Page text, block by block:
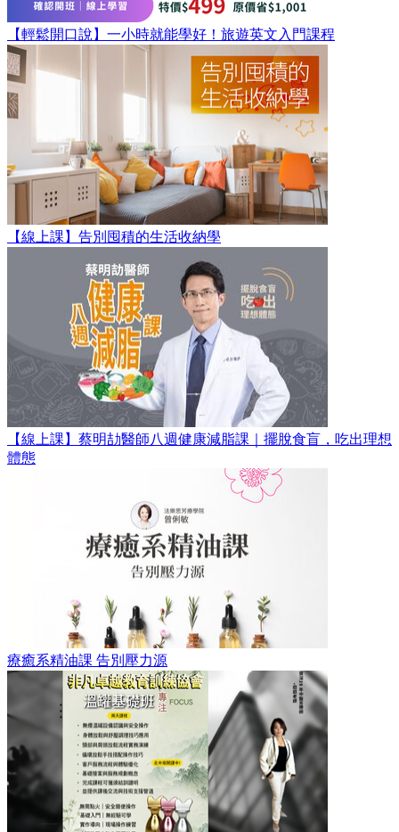
【輕鬆開口說】一小時就能學好！旅遊英文入門課程
【線上課】告別囤積的生活收納學
【線上課】蔡明劼醫師八週健康減脂課｜擺脫食盲，吃出理想
體態
療癒系精油課 告別壓力源